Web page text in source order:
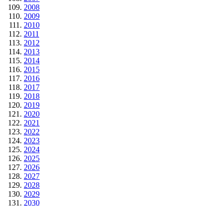
2008
2009
2010
2011
2012
2013
2014
2015
2016
2017
2018
2019
2020
2021
2022
2023
2024
2025
2026
2027
2028
2029
2030